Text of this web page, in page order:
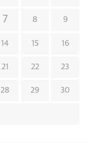
7 8 9
14 15 16
21 22 23
28 29 30